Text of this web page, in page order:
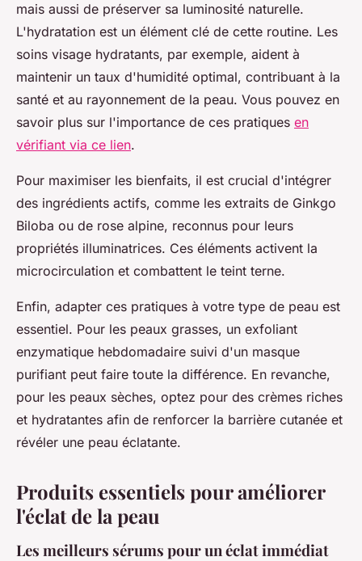
mais aussi de préserver sa luminosité naturelle.
L'hydratation est un élément clé de cette routine. Les
soins visage hydratants, par exemple, aident à
maintenir un taux d'humidité optimal, contribuant à la
santé et au rayonnement de la peau. Vous pouvez en
savoir plus sur l'importance de ces pratiques en
vérifiant via ce lien.
Pour maximiser les bienfaits, il est crucial d'intégrer
des ingrédients actifs, comme les extraits de Ginkgo
Biloba ou de rose alpine, reconnus pour leurs
propriétés illuminatrices. Ces éléments activent la
microcirculation et combattent le teint terne.
Enfin, adapter ces pratiques à votre type de peau est
essentiel. Pour les peaux grasses, un exfoliant
enzymatique hebdomadaire suivi d'un masque
purifiant peut faire toute la différence. En revanche,
pour les peaux sèches, optez pour des crèmes riches
et hydratantes afin de renforcer la barrière cutanée et
révéler une peau éclatante.
Produits essentiels pour améliorer
l'éclat de la peau
Les meilleurs sérums pour un éclat immédiat